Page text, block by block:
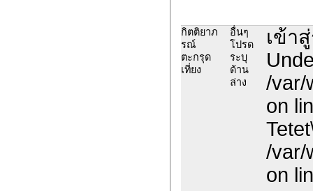
กิตติยาภ
รณ์
ตะกรุด
เที่ยง
อื่นๆ
โปรด
ระบุ
ด้าน
ล่าง
เข้า
/var/
on
/var/
on